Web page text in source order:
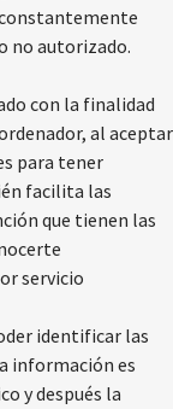
no autorizado.
con la finalidad
al aceptar
para tener
facilita las
que tienen las
servicio
identificar las
información es
y después la